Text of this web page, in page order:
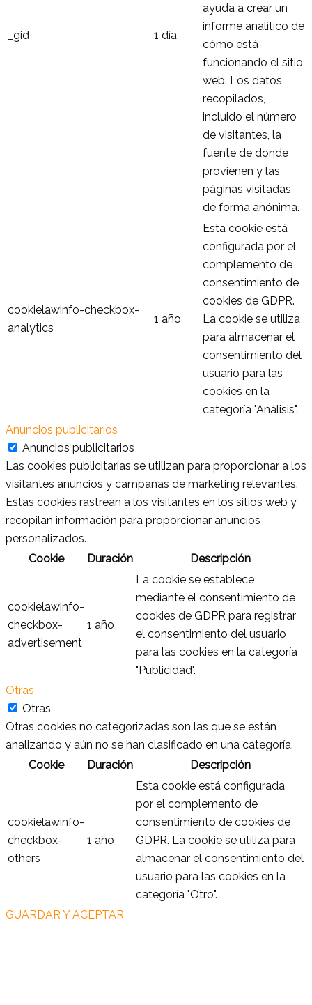
_gid 1 día
ayuda a crear un
informe analítico de
cómo está
funcionando el sitio
web. Los datos
recopilados,
incluido el número
de visitantes, la
fuente de donde
provienen y las
páginas visitadas
de forma anónima.
cookielawinfo-checkbox-
analytics
1 año
Esta cookie está
configurada por el
complemento de
consentimiento de
cookies de GDPR.
La cookie se utiliza
para almacenar el
consentimiento del
usuario para las
cookies en la
categoría "Análisis".
Anuncios publicitarios
Anuncios publicitarios
Las cookies publicitarias se utilizan para proporcionar a los
visitantes anuncios y campañas de marketing relevantes.
Estas cookies rastrean a los visitantes en los sitios web y
recopilan información para proporcionar anuncios
personalizados.
Cookie
Duración Descripción
cookielawinfo-
checkbox-
advertisement
1 año
La cookie se establece
mediante el consentimiento de
cookies de GDPR para registrar
el consentimiento del usuario
para las cookies en la categoría
"Publicidad".
Otras
Otras
Otras cookies no categorizadas son las que se están
analizando y aún no se han clasificado en una categoría.
Cookie
Duración Descripción
cookielawinfo-
checkbox-
others
1 año
Esta cookie está configurada
por el complemento de
consentimiento de cookies de
GDPR. La cookie se utiliza para
almacenar el consentimiento del
usuario para las cookies en la
categoría "Otro".
GUARDAR Y ACEPTAR